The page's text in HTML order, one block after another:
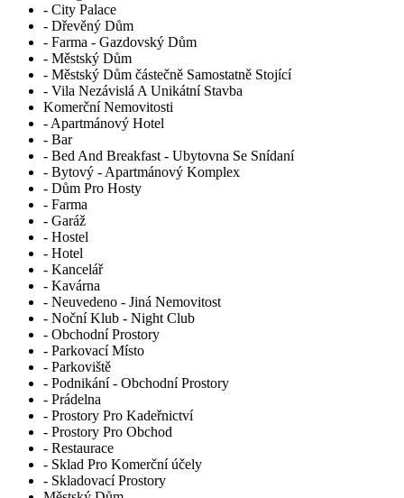
- City Palace
- Dřevěný Dům
- Farma - Gazdovský Dům
- Městský Dům
- Městský Dům částečně Samostatně Stojící
- Vila Nezávislá A Unikátní Stavba
Komerční Nemovitosti
- Apartmánový Hotel
- Bar
- Bed And Breakfast - Ubytovna Se Snídaní
- Bytový - Apartmánový Komplex
- Dům Pro Hosty
- Farma
- Garáž
- Hostel
- Hotel
- Kancelář
- Kavárna
- Neuvedeno - Jiná Nemovitost
- Noční Klub - Night Club
- Obchodní Prostory
- Parkovací Místo
- Parkoviště
- Podnikání - Obchodní Prostory
- Prádelna
- Prostory Pro Kadeřnictví
- Prostory Pro Obchod
- Restaurace
- Sklad Pro Komerční účely
- Skladovací Prostory